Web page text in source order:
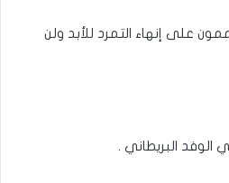
على إنهاء التمرد للأبد ولن
الوفد البريطاني .